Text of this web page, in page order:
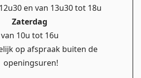
en van 13u30 tot 18u
Zaterdag
van 10u tot 16u
op afspraak buiten de
openingsuren!